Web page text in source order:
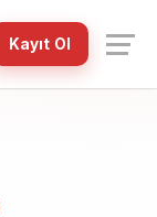
Kayıt Ol